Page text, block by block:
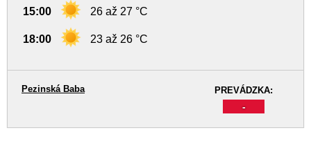
15:00 26 až 27 °C
18:00 23 až 26 °C
PREVÁDZKA:
-
Pezinská Baba